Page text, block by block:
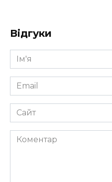
Відгуки
Ім'я
*
Email
*
Сайт
Коментар